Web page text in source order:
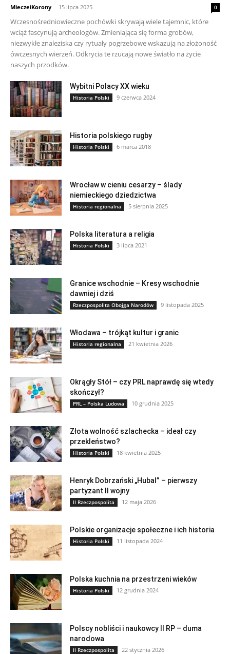
MieczeiKorony - 15 lipca 2025 0
Wczesnośredniowieczne pochówki skrywają wiele tajemnic, które
wciąż fascynują archeologów. Zmieniająca się forma grobów,
niezwykłe znaleziska czy rytuały pogrzebowe wskazują na złożoność
ówczesnych wierzeń. Odkrycia te rzucają nowe światło na życie
naszych przodków.
Wybitni Polacy XX wieku
Historia Polski 9 czerwca 2024
Historia polskiego rugby
Historia Polski 6 marca 2018
Wrocław w cieniu cesarzy – ślady
niemieckiego dziedzictwa
Historia regionalna 5 sierpnia 2025
Polska literatura a religia
Historia Polski 3 lipca 2021
Granice wschodnie – Kresy wschodnie
dawniej i dziś
Rzeczpospolita Obojga Narodów 9 listopada 2025
Włodawa – trójkąt kultur i granic
Historia regionalna 21 kwietnia 2026
Okrągły Stół – czy PRL naprawdę się wtedy
skończył?
PRL – Polska Ludowa 10 grudnia 2025
Złota wolność szlachecka – ideał czy
przekleństwo?
Historia Polski 18 kwietnia 2025
Henryk Dobrzański „Hubal” – pierwszy
partyzant II wojny
II Rzeczpospolita 12 maja 2026
Polskie organizacje społeczne i ich historia
Historia Polski 11 listopada 2024
Polska kuchnia na przestrzeni wieków
Historia Polski 12 grudnia 2024
Polscy nobliści i naukowcy II RP – duma
narodowa
II Rzeczpospolita 22 stycznia 2026